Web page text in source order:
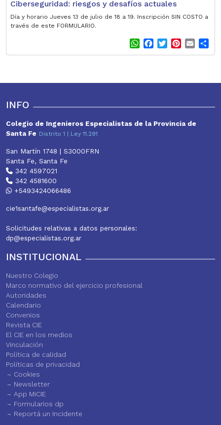
Ciberseguridad: riesgos y desafíos actuales
Día y horario Jueves 13 de julio de 18 a 19. Inscripción SIN COSTO a
través de este FORMULARIO.
W
h
s
a
b
T
w
t
i
e
t
m
l
h
e
INFO
Colegio de Ingenieros Especialistas de la Provincia de
Santa Fe Distrito 1 | Ley 11.291
San Martín 1748 | S3000FRN
Santa Fe, Santa Fe
342 4597021
342 4581600
+5493424066486
cie1santafe@especialistas.org.ar
Solicitudes relativas a datos personales:
dp@especialistas.org.ar
INSTITUCIONAL
Nuestro Colegio
Marco normativo del ejercicio profesional
Autoridades
Calendario
Convenios
Revista CIE
El CIE en los medios
Vinculación
Política de calidad
Políticas de privacidad
Cookies
Newsletter
App MiCIE
Formularios dp
Reportá un Incidente